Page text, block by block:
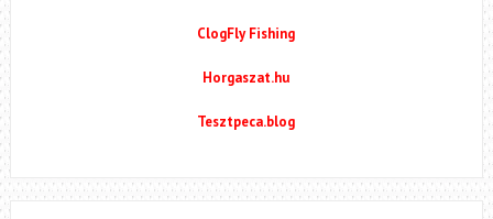
ClogFly Fishing
Horgaszat.hu
Tesztpeca.blog